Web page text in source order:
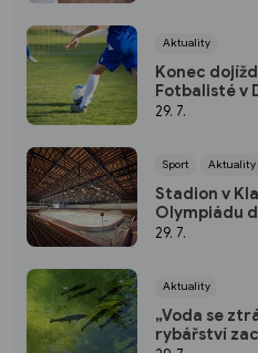
Aktuality
Konec
Fotbalisté v
nového hřiště
29. 7.
Sport Aktuality
Stadion v
Olympiádu
vyšla na 50
29. 7.
Aktuality
„Voda se
rybářství